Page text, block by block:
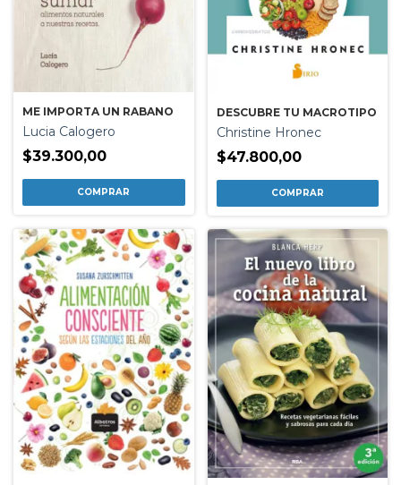
ME IMPORTA UN RABANO
Lucia Calogero
$39.300,00
DESCUBRE TU MACROTIPO
Christine Hronec
$47.800,00